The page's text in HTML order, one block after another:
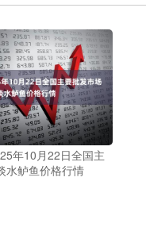
年10月22日全国主
水鲈鱼价格行情